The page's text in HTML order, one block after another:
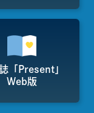
「Present」
Web版